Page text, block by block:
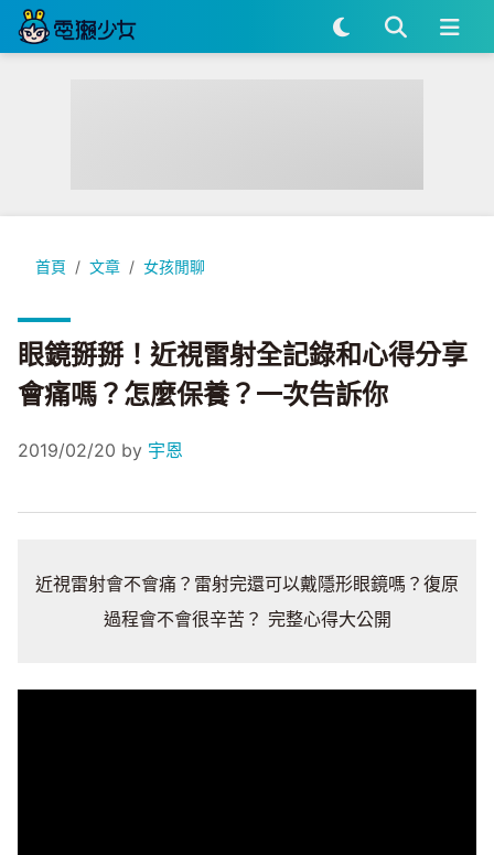
首頁 文章 女孩閒聊
眼鏡掰掰！近視雷射全記錄和心得分享 會痛嗎？怎麼保養？一
眼鏡掰掰！近視雷射全記錄和心得分享
會痛嗎？怎麼保養？一次告訴你
2019/02/20 by 宇恩
近視雷射會不會痛？雷射完還可以戴隱形眼鏡嗎？復原
過程會不會很辛苦？ 完整心得大公開